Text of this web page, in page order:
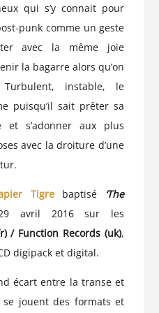
qui s’y connait pour
punk comme un geste
avec la même joie
la bagarre alors qu’on
instable, le
puisqu’il sait prêter sa
s’adonner aux plus
avec la droiture d’une
Tigrebaptisé ‘The
avril 2016 sur les
/ Function Records (uk),
digipacket digital.
écart entre la transe et
se jouent des formats et